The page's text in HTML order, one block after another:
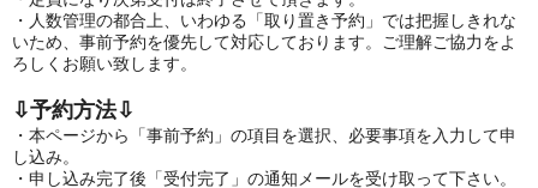
・人数管理の都合上、いわゆる「取り置き予約」では把握しきれな
いため、事前予約を優先して対応しております。ご理解ご協力をよ
ろしくお願い致します。
⇩予約方法⇩
・本ページから「事前予約」の項目を選択、必要事項を入力して申
し込み。
・申し込み完了後「受付完了」の通知メールを受け取って下さい。